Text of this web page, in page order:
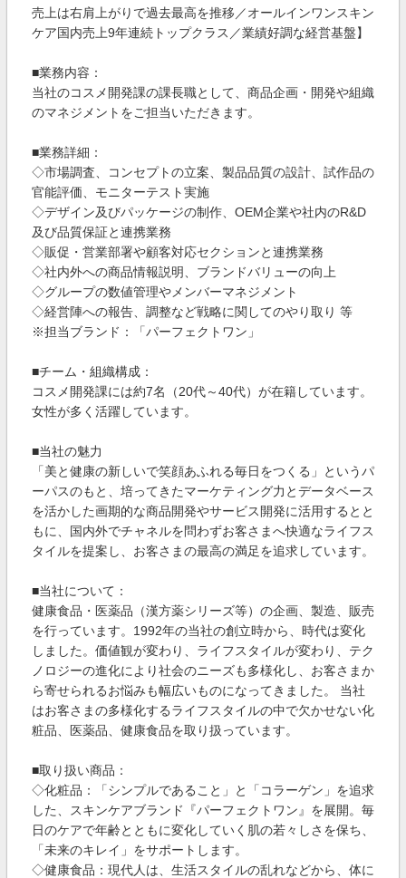
売上は右肩上がりで過去最高を推移／オールインワンスキン
ケア国内売上9年連続トップクラス／業績好調な経営基盤】
■業務内容：
当社のコスメ開発課の課長職として、商品企画・開発や組織
のマネジメントをご担当いただきます。
■業務詳細：
◇市場調査、コンセプトの立案、製品品質の設計、試作品の
官能評価、モニターテスト実施
◇デザイン及びパッケージの制作、OEM企業や社内のR&D
及び品質保証と連携業務
◇販促・営業部署や顧客対応セクションと連携業務
◇社内外への商品情報説明、ブランドバリューの向上
◇グループの数値管理やメンバーマネジメント
◇経営陣への報告、調整など戦略に関してのやり取り 等
※担当ブランド：「パーフェクトワン」
■チーム・組織構成：
コスメ開発課には約7名（20代～40代）が在籍しています。
女性が多く活躍しています。
■当社の魅力
「美と健康の新しいで笑顔あふれる毎日をつくる」というパ
ーパスのもと、培ってきたマーケティング力とデータベース
を活かした画期的な商品開発やサービス開発に活用するとと
もに、国内外でチャネルを問わずお客さまへ快適なライフス
タイルを提案し、お客さまの最高の満足を追求しています。
■当社について：
健康食品・医薬品（漢方薬シリーズ等）の企画、製造、販売
を行っています。1992年の当社の創立時から、時代は変化
しました。価値観が変わり、ライフスタイルが変わり、テク
ノロジーの進化により社会のニーズも多様化し、お客さまか
ら寄せられるお悩みも幅広いものになってきました。 当社
はお客さまの多様化するライフスタイルの中で欠かせない化
粧品、医薬品、健康食品を取り扱っています。
■取り扱い商品：
◇化粧品：「シンプルであること」と「コラーゲン」を追求
した、スキンケアブランド『パーフェクトワン』を展開。毎
日のケアで年齢とともに変化していく肌の若々しさを保ち、
「未来のキレイ」をサポートします。
◇健康食品：現代人は、生活スタイルの乱れなどから、体に